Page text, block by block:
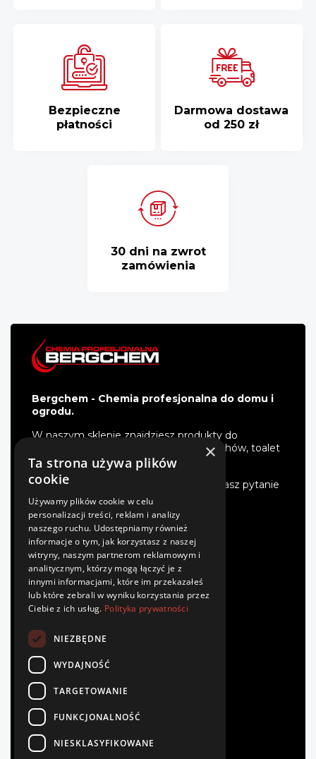
Bezpieczne
płatności
Darmowa dostawa
od 250 zł
30 dni na zwrot
zamówienia
Bergchem - Chemia profesjonalna do domu i
ogrodu.
W naszym sklepie znajdziesz produkty do
impregnacji i mycia kostki, elewacji, dachów, toalet
turystycznych i wiele więcej.
Oferujemy fachowe doradztwo. Jeśli masz pytanie
- zadzwoń.
INFORMACJE
Regulamin
Polityka prywatności
Płatność
Zwroty
Kontakt
TWOJE KONTO
Zaloguj się
Zarejestruj się
Zamówienia
×
Ta strona używa plików
cookie
Używamy plików cookie w celu
personalizacji treści, reklam i analizy
naszego ruchu. Udostępniamy również
informacje o tym, jak korzystasz z naszej
witryny, naszym partnerom reklamowym i
analitycznym, którzy mogą łączyć je z
innymi informacjami, które im przekazałeś
lub które zebrali w wyniku korzystania przez
Ciebie z ich usług. Polityka prywatności
NIEZBĘDNE
WYDAJNOŚĆ
TARGETOWANIE
FUNKCJONALNOŚĆ
NIESKLASYFIKOWANE